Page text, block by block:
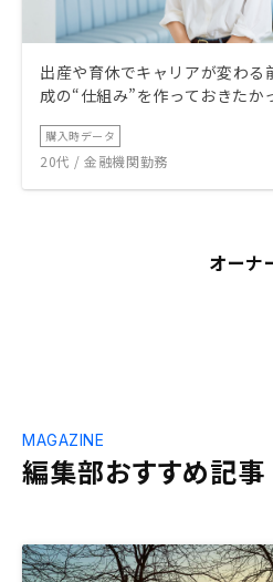
出産や育休でキャリアが変わる
成の“仕組み”を作っておきたか
購入時データ
20代 / 金融機関勤務
オーナ
編集部おすすめ記事
MAGAZINE